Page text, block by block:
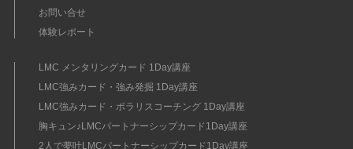
お問い合せ
体験レポート
LMC メンタリングカード 1Day講座
LMC強みカード・強み発掘 1Day講座
LMC強みカード・ポラリスコーチング 1Day講座
胸キュン♪LMCパートナーシップカード1Day講座
2人で夢叶LMCパートナーシップカード1Day講座